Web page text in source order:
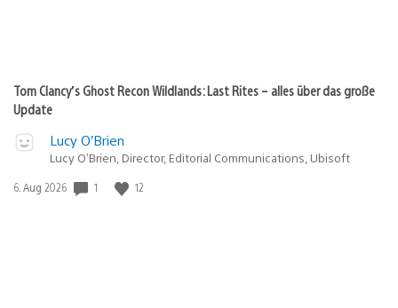
Tom Clancy’s Ghost Recon Wildlands: Last Rites – alles über das große
Update
Lucy O’Brien
Lucy O’Brien, Director, Editorial Communications, Ubisoft
Veröffentlichungsdatum:
6. Aug 2026 1 12